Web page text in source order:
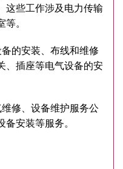
这些工作涉及电力传输
。
的安装、布线和维修
、插座等电气设备的安
修、设备维护服务公
安装等服务。